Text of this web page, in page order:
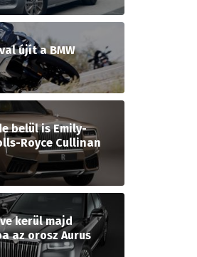
újít a BMW
belül is Emily-
Royce Cullinan
kerül majd
az orosz Aurus